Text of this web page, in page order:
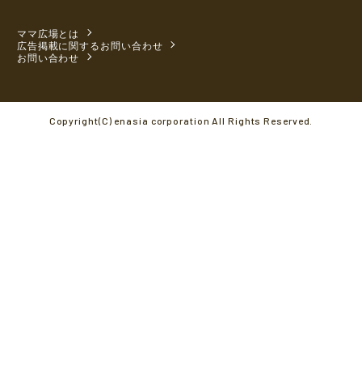
ママ広場とは
広告掲載に関するお問い合わせ
お問い合わせ
Copyright(C) enasia corporation All Rights Reserved.